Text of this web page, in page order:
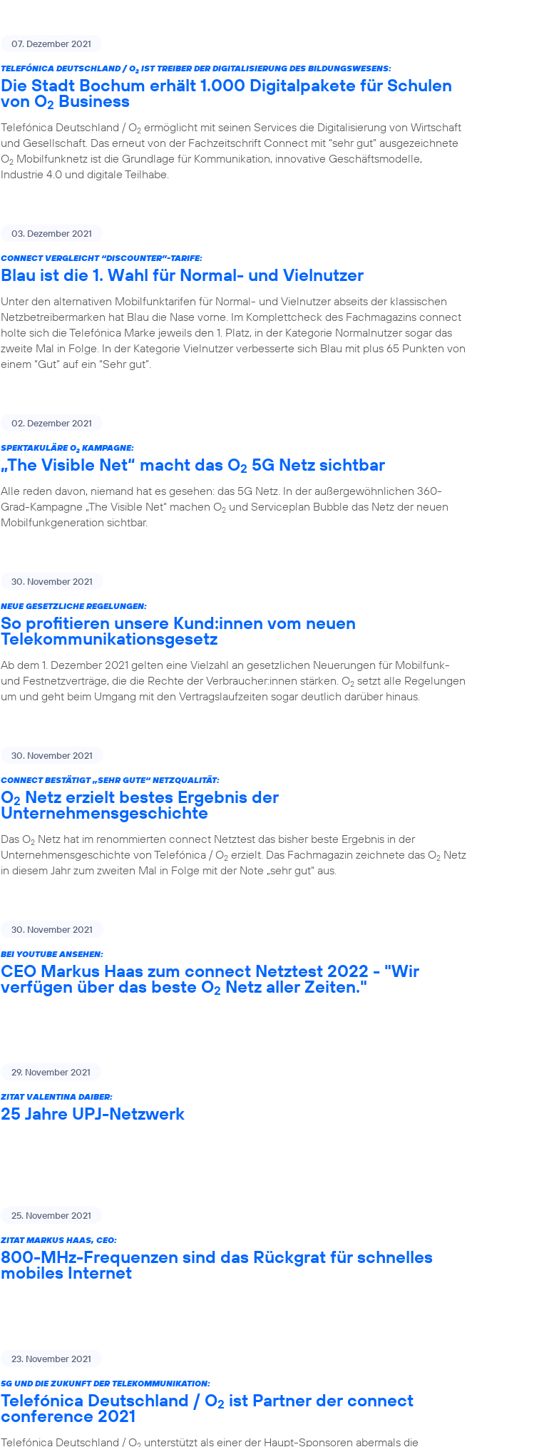
07. Dezember 2021
TELEFÓNICA DEUTSCHLAND / O2 IST TREIBER DER DIGITALISIERUNG DES BILDUNGSWESENS:
Die Stadt Bochum erhält 1.000 Digitalpakete für Schulen
von O2 Business
Telefónica Deutschland / O2 ermöglicht mit seinen Services die Digitalisierung von Wirtschaft
und Gesellschaft. Das erneut von der Fachzeitschrift Connect mit “sehr gut” ausgezeichnete
O2 Mobilfunknetz ist die Grundlage für Kommunikation, innovative Geschäftsmodelle,
Industrie 4.0 und digitale Teilhabe.
03. Dezember 2021
CONNECT VERGLEICHT “DISCOUNTER”-TARIFE:
Blau ist die 1. Wahl für Normal- und Vielnutzer
Unter den alternativen Mobilfunktarifen für Normal- und Vielnutzer abseits der klassischen
Netzbetreibermarken hat Blau die Nase vorne. Im Komplettcheck des Fachmagazins connect
holte sich die Telefónica Marke jeweils den 1. Platz, in der Kategorie Normalnutzer sogar das
zweite Mal in Folge. In der Kategorie Vielnutzer verbesserte sich Blau mit plus 65 Punkten von
einem “Gut” auf ein “Sehr gut”.
02. Dezember 2021
SPEKTAKULÄRE O2 KAMPAGNE:
„The Visible Net“ macht das O2 5G Netz sichtbar
Alle reden davon, niemand hat es gesehen: das 5G Netz. In der außergewöhnlichen 360-
Grad-Kampagne „The Visible Net“ machen O2 und Serviceplan Bubble das Netz der neuen
Mobilfunkgeneration sichtbar.
30. November 2021
NEUE GESETZLICHE REGELUNGEN:
So profitieren unsere Kund:innen vom neuen
Telekommunikationsgesetz
Ab dem 1. Dezember 2021 gelten eine Vielzahl an gesetzlichen Neuerungen für Mobilfunk-
und Festnetzverträge, die die Rechte der Verbraucher:innen stärken. O2 setzt alle Regelungen
um und geht beim Umgang mit den Vertragslaufzeiten sogar deutlich darüber hinaus.
30. November 2021
CONNECT BESTÄTIGT „SEHR GUTE“ NETZQUALITÄT:
O2 Netz erzielt bestes Ergebnis der
Unternehmensgeschichte
Das O2 Netz hat im renommierten connect Netztest das bisher beste Ergebnis in der
Unternehmensgeschichte von Telefónica / O2 erzielt. Das Fachmagazin zeichnete das O2 Netz
in diesem Jahr zum zweiten Mal in Folge mit der Note „sehr gut“ aus.
30. November 2021
BEI YOUTUBE ANSEHEN:
CEO Markus Haas zum connect Netztest 2022 - "Wir
verfügen über das beste O2 Netz aller Zeiten."
29. November 2021
ZITAT VALENTINA DAIBER:
25 Jahre UPJ-Netzwerk
25. November 2021
ZITAT MARKUS HAAS, CEO:
800-MHz-Frequenzen sind das Rückgrat für schnelles
mobiles Internet
23. November 2021
5G UND DIE ZUKUNFT DER TELEKOMMUNIKATION:
Telefónica Deutschland / O2 ist Partner der connect
conference 2021
Telefónica Deutschland / O unterstützt als einer der Haupt-Sponsoren abermals die